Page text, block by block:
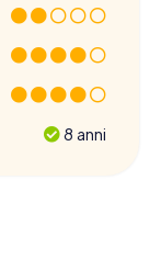
8 anni